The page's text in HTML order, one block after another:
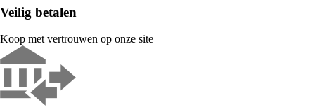
Veilig betalen
Koop met vertrouwen op onze site